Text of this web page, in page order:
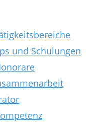
und Schulungen